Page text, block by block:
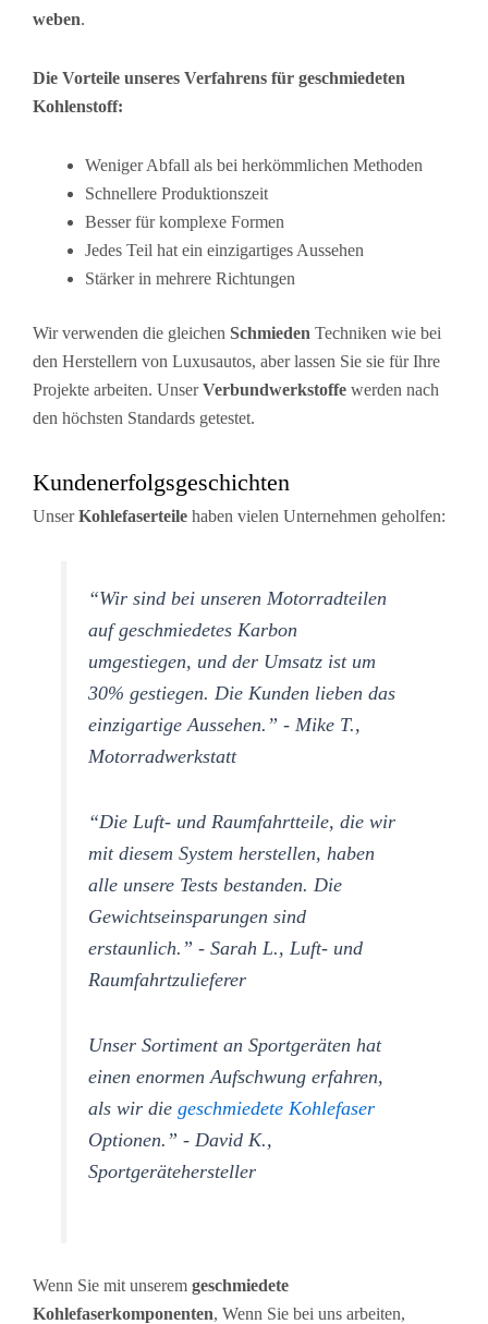
weben.
Die Vorteile unseres Verfahrens für geschmiedeten
Kohlenstoff:
Weniger Abfall als bei herkömmlichen Methoden
Schnellere Produktionszeit
Besser für komplexe Formen
Jedes Teil hat ein einzigartiges Aussehen
Stärker in mehrere Richtungen
Wir verwenden die gleichen Schmieden Techniken wie bei
den Herstellern von Luxusautos, aber lassen Sie sie für Ihre
Projekte arbeiten. UnserVerbundwerkstoffe werden nach
den höchsten Standards getestet.
Kundenerfolgsgeschichten
UnserKohlefaserteile haben vielen Unternehmen geholfen:
“Wir sind bei unseren Motorradteilen
auf geschmiedetes Karbon
umgestiegen, und der Umsatz ist um
30% gestiegen. Die Kunden lieben das
einzigartige Aussehen.” - Mike T.,
Motorradwerkstatt
“Die Luft- und Raumfahrtteile, die wir
mit diesem System herstellen, haben
alle unsere Tests bestanden. Die
Gewichtseinsparungen sind
erstaunlich.” - Sarah L., Luft- und
Raumfahrtzulieferer
Unser Sortiment an Sportgeräten hat
einen enormen Aufschwung erfahren,
als wir diegeschmiedete Kohlefaser
Optionen.” - David K.,
Sportgerätehersteller
Wenn Sie mit unserem geschmiedete
Kohlefaserkomponenten, Wenn Sie bei uns arbeiten,